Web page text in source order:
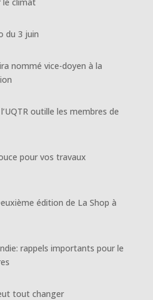
du 3 juin
nommé vice-doyen à la
outille les membres de
pour vos travaux
édition de La Shop à
rappels importants pour le
tout changer